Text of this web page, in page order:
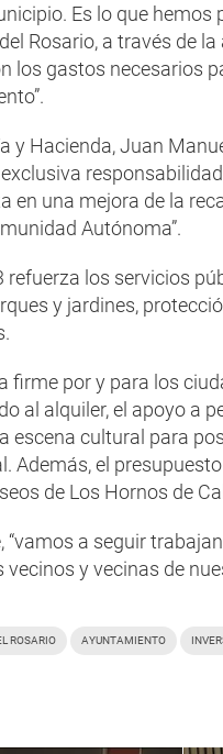
Es lo que
Rosario, a través de
los gastos necesarios
y Hacienda, Juan
en una mejora de la
Autónoma”.
refuerza los servicios
y jardines,
firme por y para los
al alquiler, el apoyo a
escena cultural para
Además, el
de Los Hornos de
“vamos a seguir
vecinos y vecinas de
ROSARIO AYUNTAMIENTO